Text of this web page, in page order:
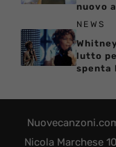
nuovo
NEWS
lutto
spenta
Nicola Marchese